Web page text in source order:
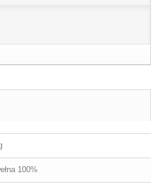
100%